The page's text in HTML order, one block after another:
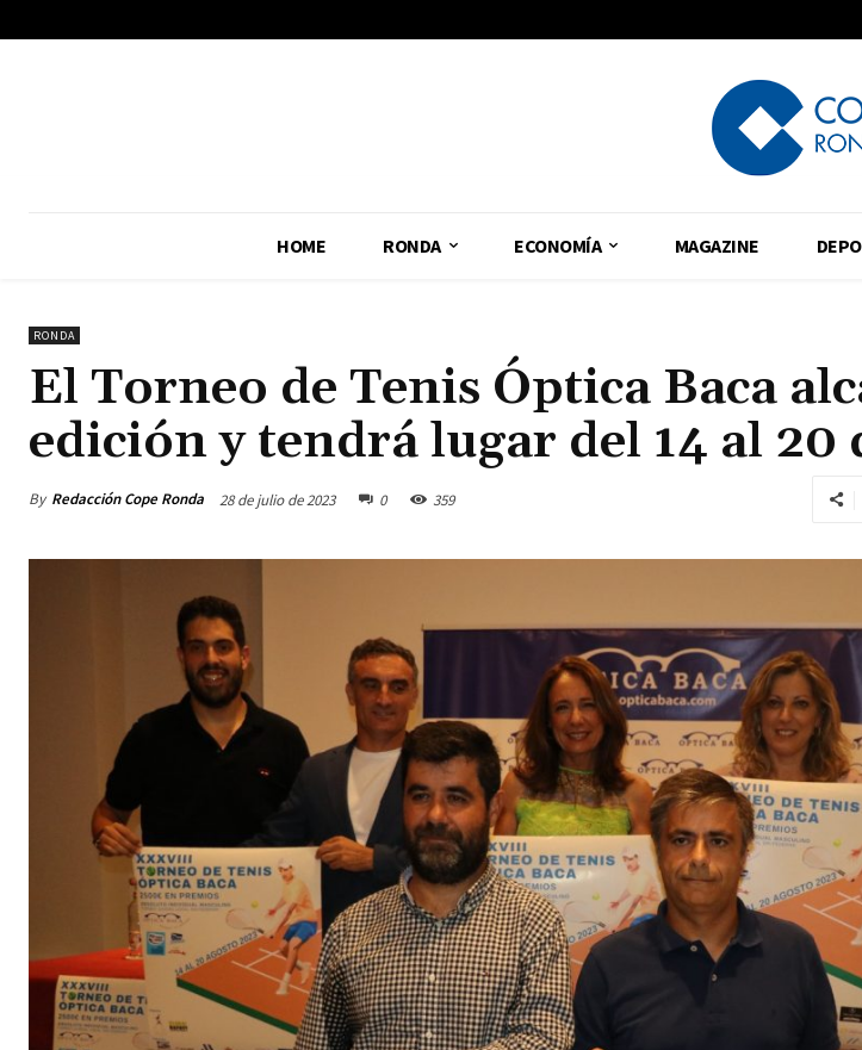
HOME RONDA ECONOMÍA MAGAZINE
RONDA
El Torneo de Tenis Óptica Baca
edición y tendrá lugar del 14 al 20
By Redacción Cope Ronda 28 de julio de 2023 0 359